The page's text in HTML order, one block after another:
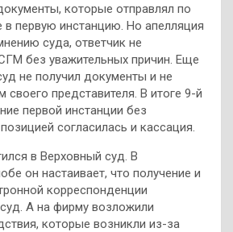
которые отправлял по
в первую инстанцию. Но апелляция
суда, ответчик не
без уважительных причин. Еще
не получил документы и не
своего представителя. В итоге 9-й
первой инстанции без
согласилась и кассация.
в Верховный суд. В
он настаивает, что получение и
корреспонденции
А на фирму возложили
которые возникли из-за